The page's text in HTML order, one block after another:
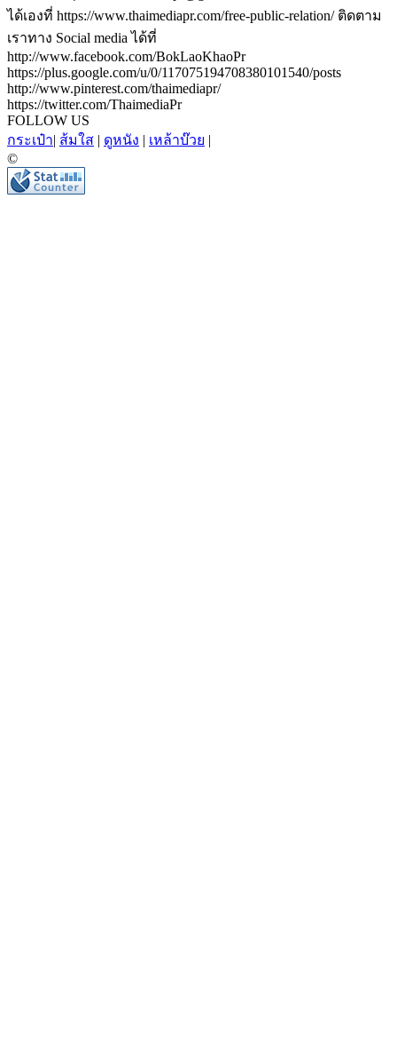
ได้เองที่ https://www.thaimediapr.com/free-public-relation/ ติดตาม
เราทาง Social media ได้ที่
http://www.facebook.com/BokLaoKhaoPr
https://plus.google.com/u/0/117075194708380101540/posts
http://www.pinterest.com/thaimediapr/
https://twitter.com/ThaimediaPr
FOLLOW US
กระเป๋า| ส้มใส | ดูหนัง | เหล้าบ๊วย |
©